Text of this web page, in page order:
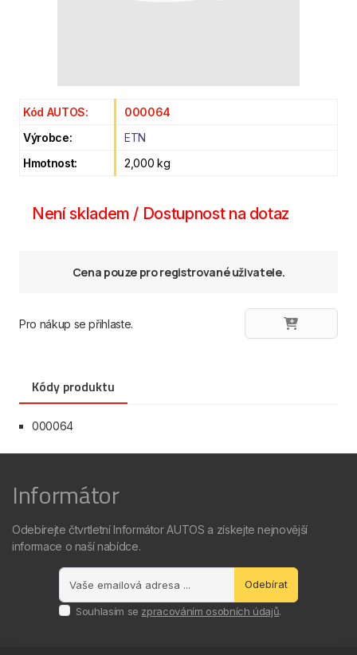
Kód AUTOS:
000064
Výrobce:
ETN
Hmotnost:
2,000 kg
Není skladem / Dostupnost na dotaz
Cena pouze pro registrované uživatele.
Pro nákup se přihlaste.
Kódy produktu
000064
Informátor
Odebírejte čtvrtletní Informátor AUTOS a získejte nejnovější
informace o naší nabídce.
Odebírat
Souhlasím se zpracováním osobních údajů.